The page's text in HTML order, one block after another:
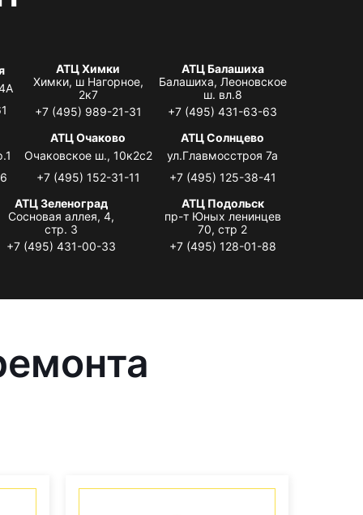
АТЦ Химки
Химки, ш Нагорное,
2к7
+7 (495) 989-21-31
АТЦ Балашиха
Балашиха, Леоновское
ш. вл.8
+7 (495) 431-63-63
АТЦ Очаково
Очаковское ш., 10к2с2
+7 (495) 152-31-11
АТЦ Солнцево
ул.Главмосстроя 7а
+7 (495) 125-38-41
АТЦ Зеленоград
Сосновая аллея, 4,
стр. 3
+7 (495) 431-00-33
АТЦ Подольск
пр-т Юных ленинцев
70, стр 2
+7 (495) 128-01-88